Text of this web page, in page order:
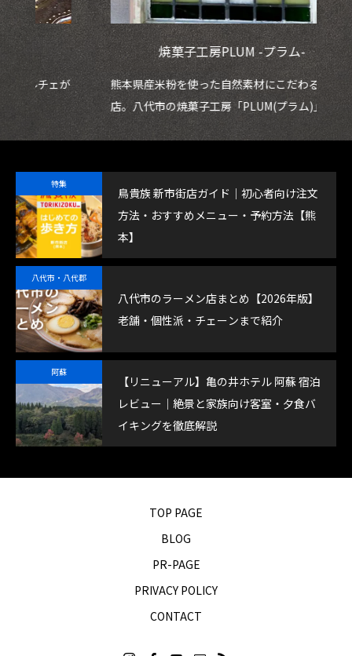
焼菓子工房PLUM -プラム-
熊本県産米粉を使った自然素材にこだわる焼菓子
店。八代市の焼菓子工房「PLUM(プラム)」
魚
特集
鳥貴族 新市街店ガイド｜初心者向け注文
方法・おすすめメニュー・予約方法【熊
本】
八代市・八代郡
八代市のラーメン店まとめ【2026年版】
老舗・個性派・チェーンまで紹介
阿蘇
【リニューアル】亀の井ホテル 阿蘇 宿泊
レビュー｜絶景と家族向け客室・夕食バ
イキングを徹底解説
TOP PAGE
BLOG
PR-PAGE
PRIVACY POLICY
CONTACT